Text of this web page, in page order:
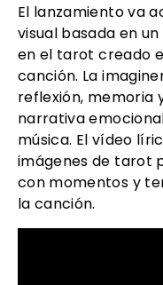
El lanzamiento va
visual basada en
en el tarot creado
canción. La
reflexión, memoria
narrativa
música. El vídeo
imágenes de tarot
con momentos y
la canción.